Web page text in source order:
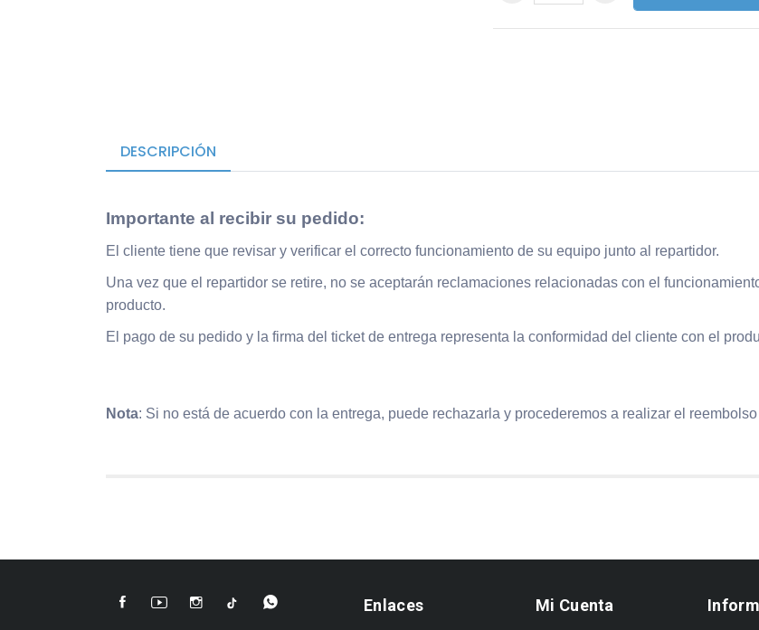
DESCRIPCIÓN
Importante al recibir su pedido:
El cliente tiene que revisar y verificar el correcto funcionamiento de su equipo junto al repartidor.
Una vez que el repartidor se retire, no se aceptarán reclamaciones relacionadas con el
producto.
El pago de su pedido y la firma del ticket de entrega representa la conformidad del cliente con el
Nota: Si no está de acuerdo con la entrega, puede rechazarla y procederemos a realizar el
Enlaces Mi Cuenta